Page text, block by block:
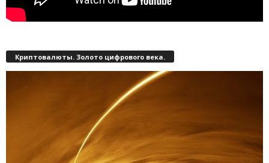
Криптовалюты. Золото цифрового века.